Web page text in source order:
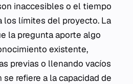
inaccesibles o el tiempo
los límites del proyecto. La
la pregunta aporte algo
existente,
previas o llenando vacíos
refiere a la capacidad de